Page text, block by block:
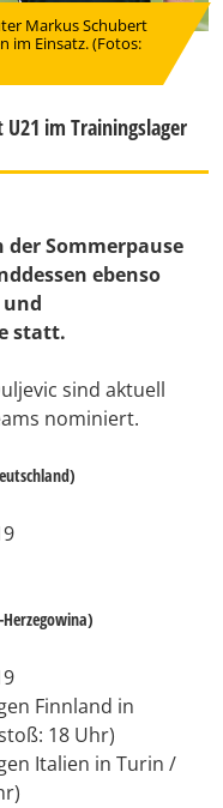
Markus Schubert
im Einsatz. (Fotos:
im Trainingslager
Sommerpause
ebenso
statt.
sind aktuell
nominiert.
Finnland in
18 Uhr)
Italien in Turin /